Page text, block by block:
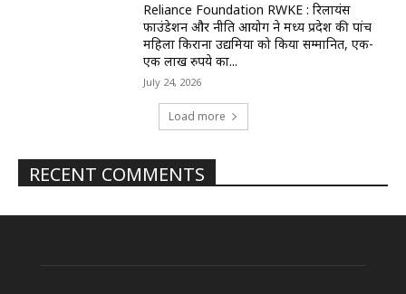
Reliance Foundation RWKE : रिलायंस
फाउंडेशन और नीति आयोग ने मध्य प्रदेश की पांच
महिला किराना उद्यमियों को किया सम्मानित, एक-
एक लाख रुपये का...
July 24, 2026
Load more
RECENT COMMENTS